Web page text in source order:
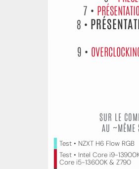
7 •
8 •
9 •
SUR LE
AU ~MÊME
Test • NZXT H6 Flow RGB
Test • Intel Core i9-
Core i5-13600K & Z790